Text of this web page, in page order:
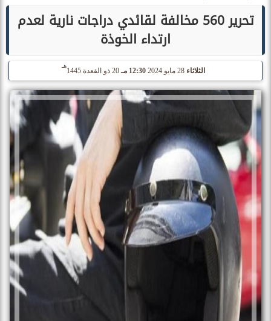
تحرير 560 مخالفة لقائدي دراجات نارية لعدم
ارتداء الخوذة
الثلاثاء 28 مايو 2024 12:30 مـ 20 ذو القعدة 1445
هـ